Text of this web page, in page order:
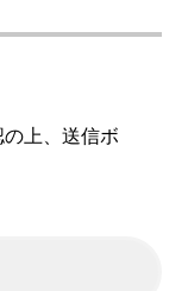
上、送信ボ